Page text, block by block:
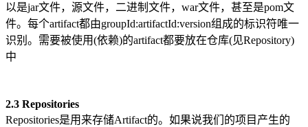
以是jar文件，源文件，二进制文件，war文件，甚至是pom文
件。每个artifact都由groupId:artifactId:version组成的标识符唯一
识别。需要被使用(依赖)的artifact都要放在仓库(见Repository)
中
2.3 Repositories
Repositories是用来存储Artifact的。如果说我们的项目产生的